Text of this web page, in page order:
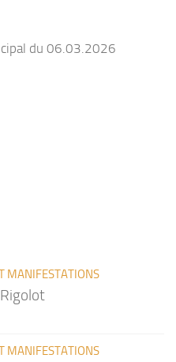
du 06.03.2026
MANIFESTATIONS
MANIFESTATIONS